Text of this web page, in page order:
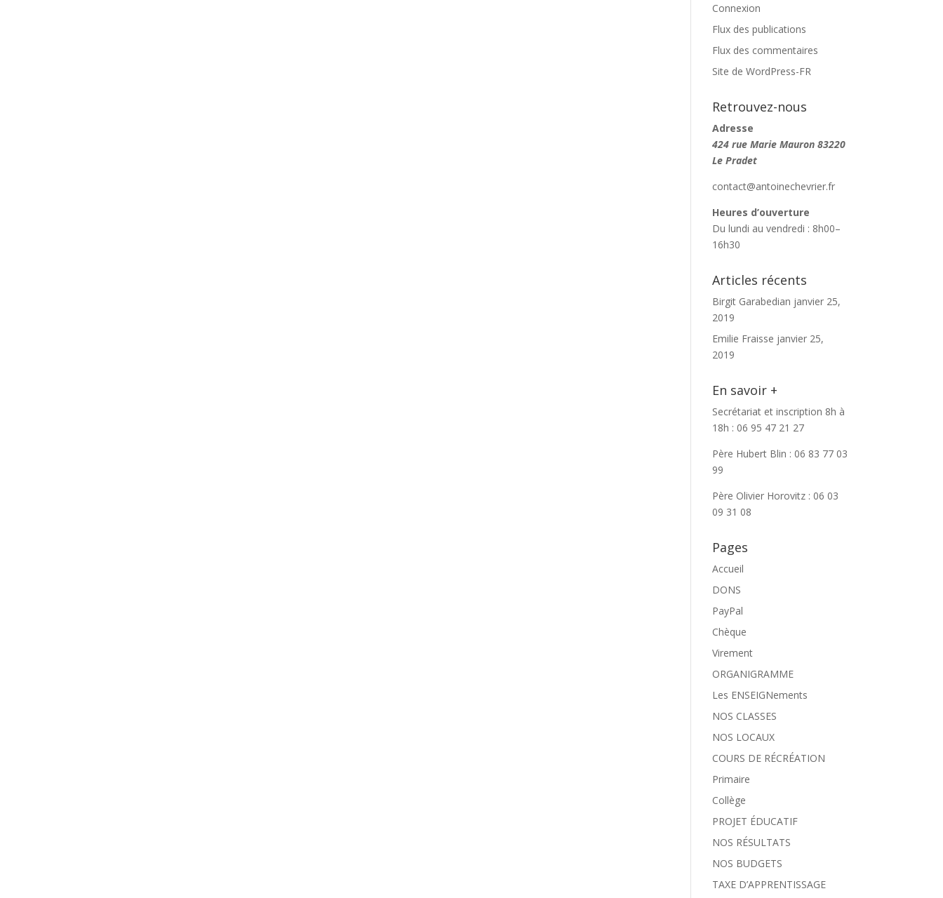
Connexion
Flux des publications
Flux des commentaires
Site de WordPress-FR
Retrouvez-nous
Adresse
424 rue Marie Mauron83220
Le Pradet
contact@antoinechevrier.fr
Heures d’ouverture
Du lundi au vendredi : 8h00–
16h30
Articles récents
Birgit Garabedian janvier 25,
2019
Emilie Fraisse janvier 25,
2019
En savoir +
Secrétariat et inscription 8h à
18h : 06 95 47 21 27
Père Hubert Blin : 06 83 77 03
99
Père Olivier Horovitz : 06 03
09 31 08
Pages
Accueil
DONS
PayPal
Chèque
Virement
ORGANIGRAMME
Les ENSEIGNements
NOS CLASSES
NOS LOCAUX
COURS DE RÉCRÉATION
Primaire
Collège
PROJET ÉDUCATIF
NOS RÉSULTATS
NOS BUDGETS
TAXE D’APPRENTISSAGE